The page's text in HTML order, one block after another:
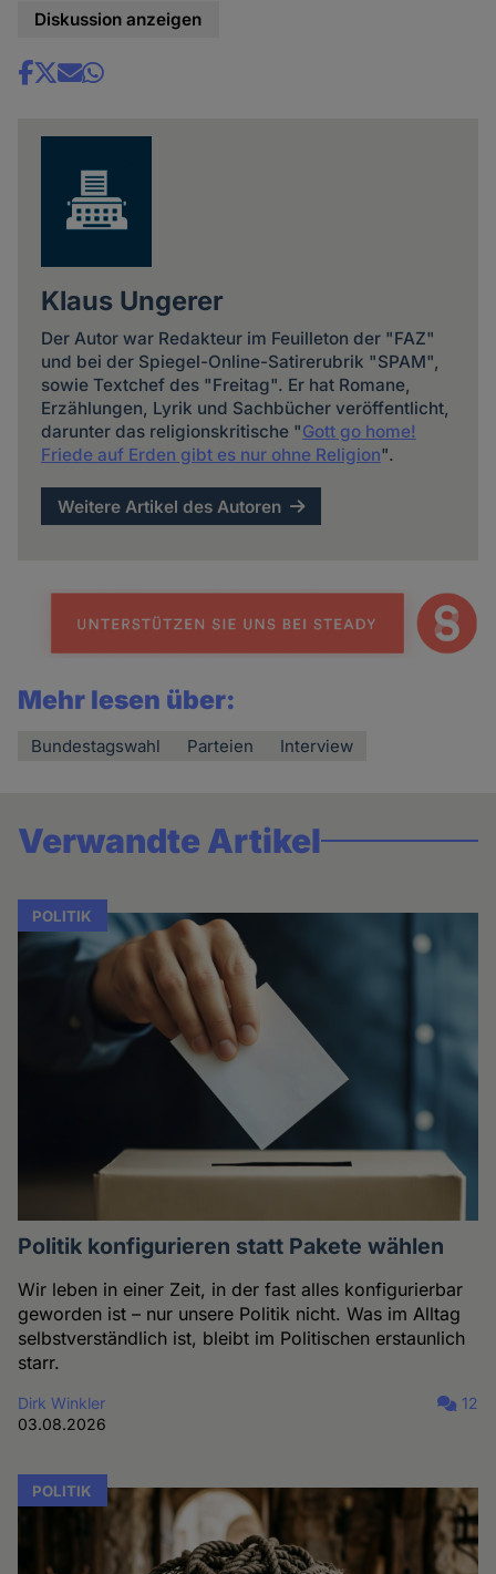
Diskussion anzeigen
Share
Klaus Ungerer
Der Autor war Redakteur im Feuilleton der "FAZ"
und bei der Spiegel-Online-Satirerubrik "SPAM",
sowie Textchef des "Freitag". Er hat Romane,
Erzählungen, Lyrik und Sachbücher veröffentlicht,
darunter das religionskritische "Gott go home!
Friede auf Erden gibt es nur ohne Religion".
Weitere Artikel des Autoren
Mehr lesen über:
Bundestagswahl Parteien Interview
Verwandte Artikel
POLITIK
Politik konfigurieren statt Pakete wählen
Wir leben in einer Zeit, in der fast alles konfigurierbar
geworden ist – nur unsere Politik nicht. Was im Alltag
selbstverständlich ist, bleibt im Politischen erstaunlich
starr.
Dirk Winkler
03.08.2026
12
POLITIK